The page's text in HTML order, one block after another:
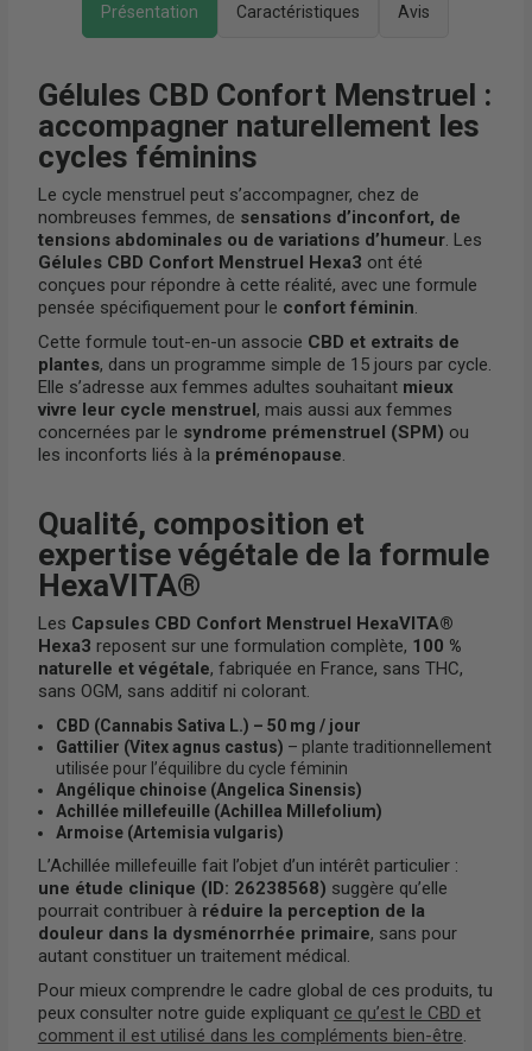
Présentation Caractéristiques Avis
Gélules CBD Confort Menstruel :
accompagner naturellement les
cycles féminins
Le cycle menstruel peut s’accompagner, chez de
nombreuses femmes, de sensations d’inconfort, de
tensions abdominales ou de variations d’humeur. Les
Gélules CBD Confort Menstruel Hexa3 ont été
conçues pour répondre à cette réalité, avec une formule
pensée spécifiquement pour le confort féminin.
Cette formule tout-en-un associe CBD et extraits de
plantes, dans un programme simple de 15 jours par cycle.
Elle s’adresse aux femmes adultes souhaitant mieux
vivre leur cycle menstruel, mais aussi aux femmes
concernées par le syndrome prémenstruel (SPM) ou
les inconforts liés à la préménopause.
Qualité, composition et
expertise végétale de la formule
HexaVITA®
Les Capsules CBD Confort Menstruel HexaVITA®
Hexa3 reposent sur une formulation complète, 100 %
naturelle et végétale, fabriquée en France, sans THC,
sans OGM, sans additif ni colorant.
CBD (Cannabis Sativa L.) – 50 mg / jour
Gattilier (Vitex agnus castus) – plante traditionnellement
utilisée pour l’équilibre du cycle féminin
Angélique chinoise (Angelica Sinensis)
Achillée millefeuille (Achillea Millefolium)
Armoise (Artemisia vulgaris)
L’Achillée millefeuille fait l’objet d’un intérêt particulier :
une étude clinique (ID: 26238568) suggère qu’elle
pourrait contribuer à réduire la perception de la
douleur dans la dysménorrhée primaire, sans pour
autant constituer un traitement médical.
Pour mieux comprendre le cadre global de ces produits, tu
peux consulter notre guide expliquant ce qu’est le CBD et
comment il est utilisé dans les compléments bien-être.